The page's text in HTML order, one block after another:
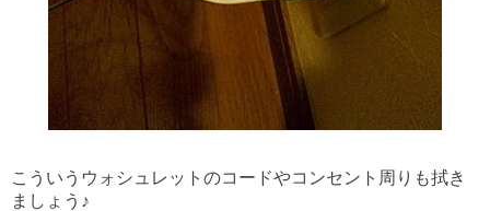
こういうウォシュレットのコードやコンセント周りも拭き
ましょう♪